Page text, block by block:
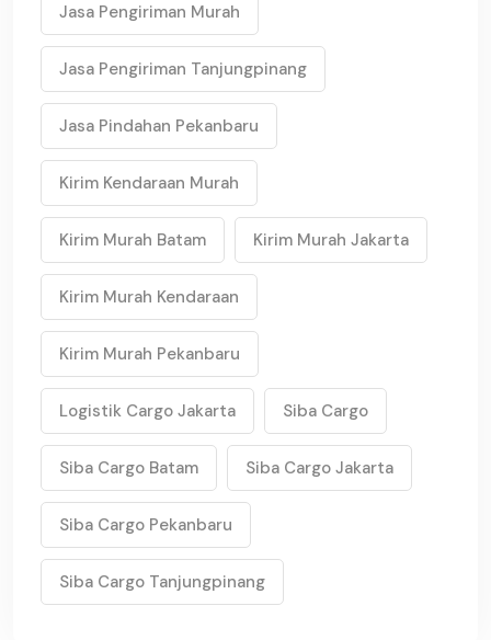
Jasa Pengiriman Murah
Jasa Pengiriman Tanjungpinang
Jasa Pindahan Pekanbaru
Kirim Kendaraan Murah
Kirim Murah Batam Kirim Murah Jakarta
Kirim Murah Kendaraan
Kirim Murah Pekanbaru
Logistik Cargo Jakarta Siba Cargo
Siba Cargo Batam Siba Cargo Jakarta
Siba Cargo Pekanbaru
Siba Cargo Tanjungpinang